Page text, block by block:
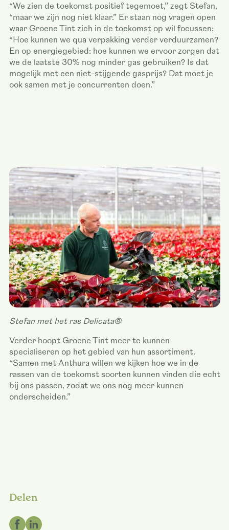
“We zien de toekomst positief tegemoet,” zegt Stefan,
“maar we zijn nog niet klaar.” Er staan nog vragen open
waar Groene Tint zich in de toekomst op wil focussen:
“Hoe kunnen we qua verpakking verder verduurzamen?
En op energiegebied: hoe kunnen we ervoor zorgen dat
we de laatste 30% nog minder gas gebruiken? Is dat
mogelijk met een niet-stijgende gasprijs? Dat moet je
ook samen met je concurrenten doen.”
Stefan met het ras Delicata®
Verder hoopt Groene Tint meer te kunnen
specialiseren op het gebied van hun assortiment.
“Samen met Anthura willen we kijken hoe we in de
rassen van de toekomst soorten kunnen vinden die echt
bij ons passen, zodat we ons nog meer kunnen
onderscheiden.”
Delen